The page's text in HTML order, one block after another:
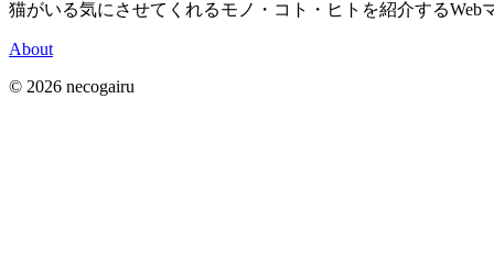
猫がいる気にさせてくれるモノ・コト・ヒトを紹介するWeb
About
© 2026 necogairu